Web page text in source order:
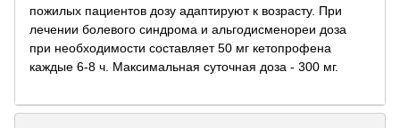
пожилых пациентов дозу адаптируют к возрасту. При
лечении болевого синдрома и альгодисменореи доза
при необходимости составляет 50 мг кетопрофена
каждые 6-8 ч. Максимальная суточная доза - 300 мг.